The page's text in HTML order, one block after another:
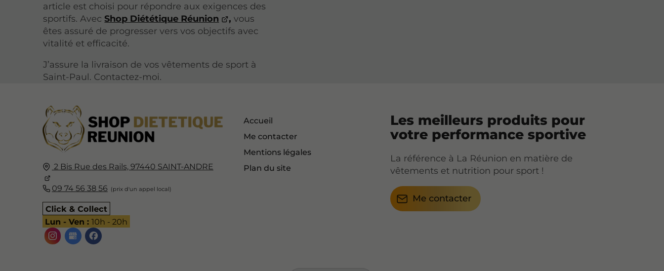
article est choisi pour répondre aux exigences des
sportifs. AvecShop Diététique Réunion , vous
êtes assuré de progresser vers vos objectifs avec
vitalité et efficacité.
J’assure la livraison de vos vêtements de sport à
Saint-Paul. Contactez-moi.
2 Bis Rue des Rails, 97440 SAINT-ANDRE
09 74 56 38 56
Click & Collect
Lun - Ven : 10h - 20h
Accueil
Me contacter
Mentions légales
Plan du site
Les meilleurs produits pour
votre performance sportive
La référence à La Réunion en matière de
vêtements et nutrition pour sport !
Me contacter